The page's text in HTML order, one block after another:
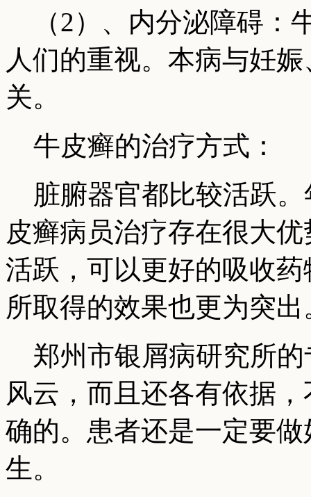
（2）、内分泌障碍：
人们的重视。本病与妊
关。
牛皮癣的治疗方式：
脏腑器官都比较活跃。
皮癣病员治疗存在很大
活跃，可以更好的吸收
所取得的效果也更为突出
郑州市银屑病研究所的
风云，而且还各有依据
确的。患者还是一定要
生。